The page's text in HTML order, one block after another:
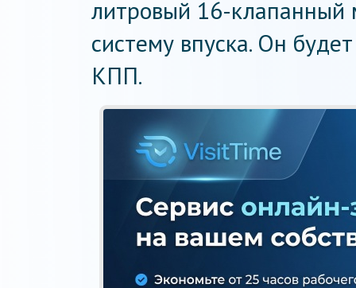
литровый 16-клапанный
систему впуска. Он
КПП.